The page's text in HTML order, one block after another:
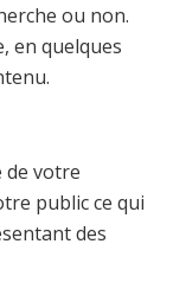
ou non.
en quelques
de votre
public ce qui
des